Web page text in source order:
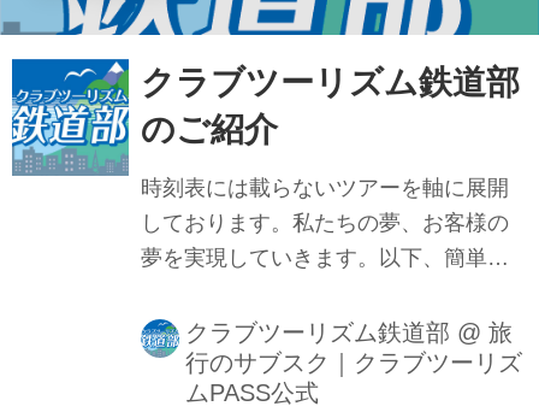
クラブツーリズム鉄道部
のご紹介
時刻表には載らないツアーを軸に展開
しております。私たちの夢、お客様の
夢を実現していきます。以下、簡単で
させて頂きます。
クラブツーリズム鉄道部 @ 旅
行のサブスク｜クラブツーリズ
ムPASS公式